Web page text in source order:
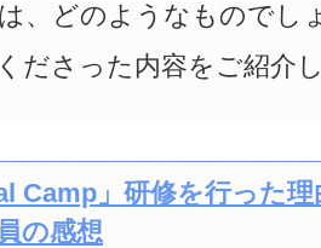
、どのようなものでし
ださった内容をご紹介
Camp」研修を行った理
の感想